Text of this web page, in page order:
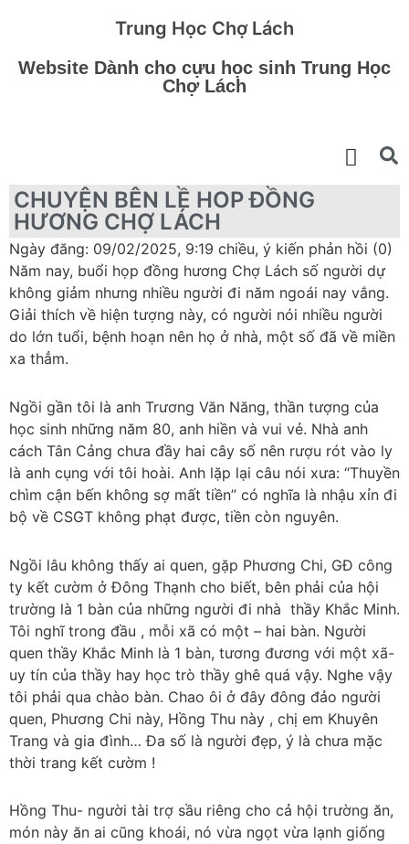
Trung Học Chợ Lách
Website Dành cho cựu học sinh Trung Học
Chợ Lách
CHUYỆN BÊN LỀ HOP ĐỒNG
HƯƠNG CHỢ LÁCH
Ngày đăng: 09/02/2025, 9:19 chiều, ý kiến phản hồi (0)
Năm nay, buổi họp đồng hương Chợ Lách số người dự
không giảm nhưng nhiều người đi năm ngoái nay vắng.
Giải thích về hiện tượng này, có người nói nhiều người
do lớn tuổi, bệnh hoạn nên họ ở nhà, một số đã về miền
xa thẳm.
Ngồi gần tôi là anh Trương Văn Năng, thần tượng của
học sinh những năm 80, anh hiền và vui vẻ. Nhà anh
cách Tân Cảng chưa đầy hai cây số nên rượu rót vào ly
là anh cụng với tôi hoài. Anh lặp lại câu nói xưa: “Thuyền
chìm cận bến không sợ mất tiền” có nghĩa là nhậu xỉn đi
bộ về CSGT không phạt được, tiền còn nguyên.
Ngồi lâu không thấy ai quen, gặp Phương Chi, GĐ công
ty kết cườm ở Đông Thạnh cho biết, bên phải của hội
trường là 1 bàn của những người đi nhà thầy Khắc Minh.
Tôi nghĩ trong đầu , mỗi xã có một – hai bàn. Người
quen thầy Khắc Minh là 1 bàn, tương đương với một xã-
uy tín của thầy hay học trò thầy ghê quá vậy. Nghe vậy
tôi phải qua chào bàn. Chao ôi ở đây đông đảo người
quen, Phương Chi này, Hồng Thu này , chị em Khuyên
Trang và gia đình… Đa số là người đẹp, ý là chưa mặc
thời trang kết cườm !
Hồng Thu- người tài trợ sầu riêng cho cả hội trường ăn,
món này ăn ai cũng khoái, nó vừa ngọt vừa lạnh giống